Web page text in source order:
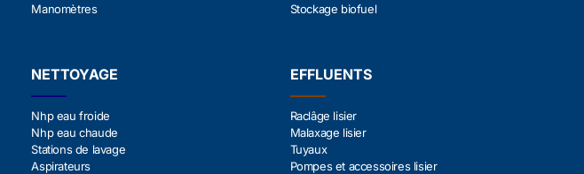
Manomètres
Stockage biofuel
NETTOYAGE
Nhp eau froide
Nhp eau chaude
Stations de lavage
Aspirateurs
EFFLUENTS
Raclâge lisier
Malaxage lisier
Tuyaux
Pompes et accessoires lisier